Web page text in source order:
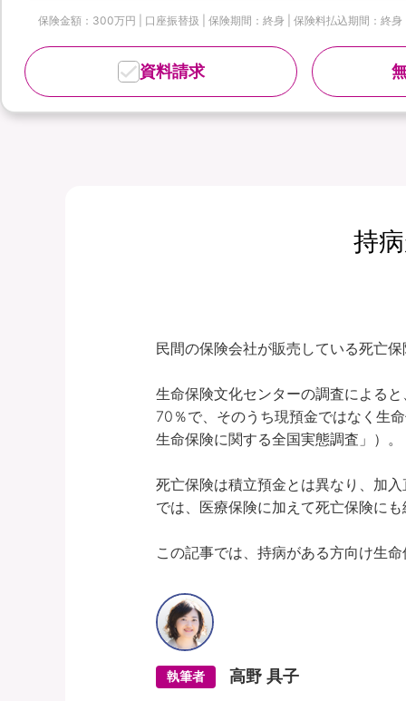
保険金額：300万円 | 口座振替扱 | 保険期間：終身 | 保険料払込期間：終身
資料請求
持
民間の保険会社が販売している死亡
生命保険文化センターの調査による
70％で、そのうち現預金ではなく生
生命保険に関する全国実態調査」）。
死亡保険は積立預金とは異なり、加
では、医療保険に加えて死亡保険に
この記事では、持病がある方向け生
執筆者 高野 具子